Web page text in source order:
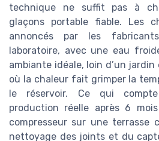
technique ne suffit pas à
glaçons portable fiable. Les
annoncés par les
laboratoire, avec une eau
ambiante idéale, loin d’un
où la chaleur fait grimper la
le réservoir. Ce qui
production réelle après 6
compresseur sur une
nettoyage des joints et du